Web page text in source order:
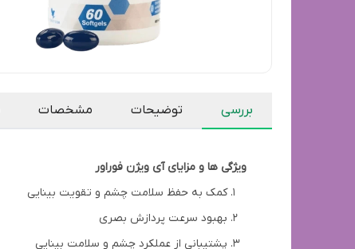
بررسی توضیحات مشخصات
ویژگی ها و مزایای آی ویژن فوراور
کمک به حفظ سلامت چشم و تقویت بینایی
بهبود سرعت پردازش بصری
پشتیبانی از عملکرد چشم و سلامت بینایی